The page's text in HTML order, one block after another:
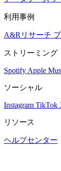
利用事例
A&Rリサーチ
ストリーミング
Spotify Apple
ソーシャル
Instagram TikTok
リソース
ヘルプセンター